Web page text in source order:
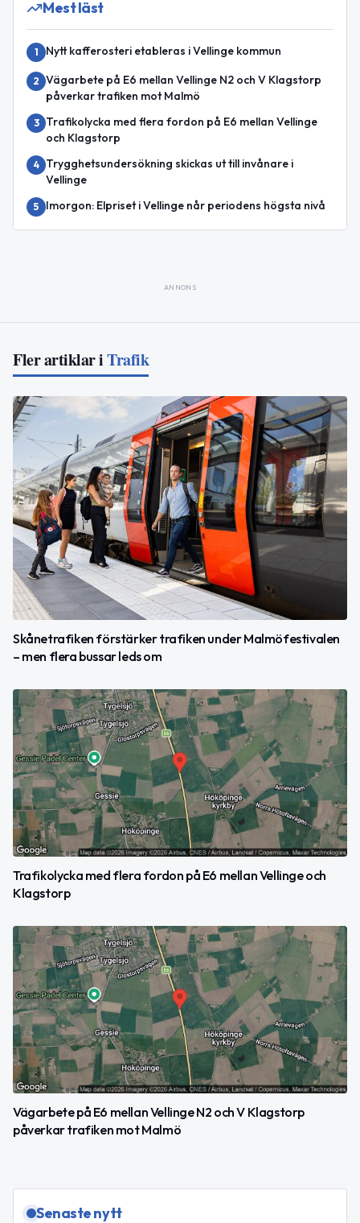
Mest läst
1 Nytt kafferosteri etableras i Vellinge kommun
2 Vägarbete på E6 mellan Vellinge N2 och V Klagstorp
påverkar trafiken mot Malmö
3
Trafikolycka med flera fordon på E6 mellan Vellinge
och Klagstorp
4
Trygghetsundersökning skickas ut till invånare i
Vellinge
5 Imorgon: Elpriset i Vellinge når periodens högsta nivå
ANNONS
Fler artiklar iTrafik
Skånetrafiken förstärker trafiken under Malmöfestivalen
– men flera bussar leds om
Trafikolycka med flera fordon på E6 mellan Vellinge och
Klagstorp
Vägarbete på E6 mellan Vellinge N2 och V Klagstorp
påverkar trafiken mot Malmö
Senaste nytt